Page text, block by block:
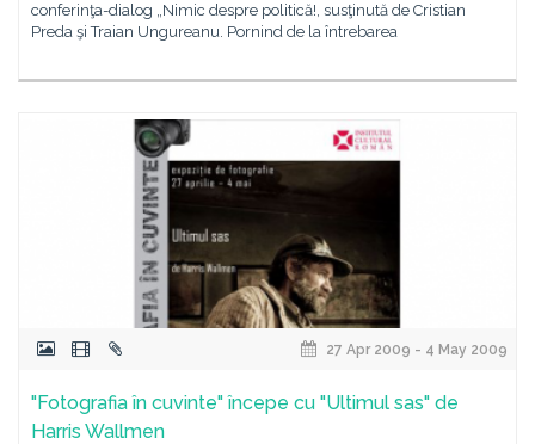
conferinţa-dialog „Nimic despre politică!, susţinută de Cristian
Preda şi Traian Ungureanu. Pornind de la întrebarea
27 Apr 2009 - 4 May 2009
"Fotografia în cuvinte" începe cu "Ultimul sas" de
Harris Wallmen